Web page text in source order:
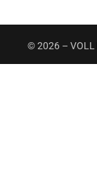
© 2026 – VOLL